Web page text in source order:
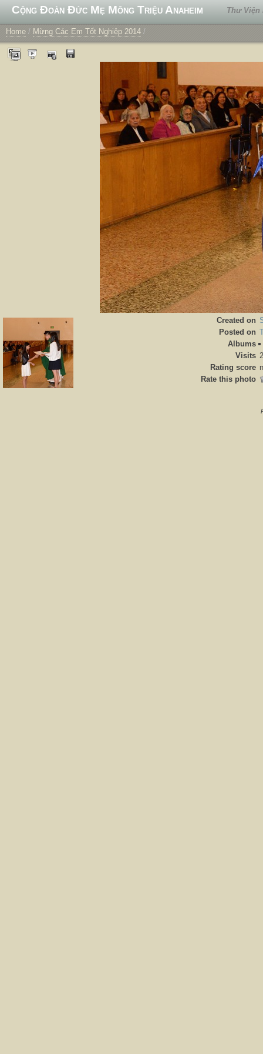
Cộng Đoàn Đức Mẹ Mông Triệu Anaheim Thư Viện
Home / Mừng Các Em Tốt Nghiệp 2014 /
Created on
Posted on
Albums
Visits
Rating score
Rate this photo